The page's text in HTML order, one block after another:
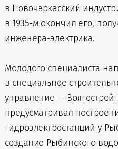
в Новочеркасский
в 1935-м окончил его,
инженера-электрика.
Молодого специалиста
в специальное
управление —
предусматривал
гидроэлектростанций у
создание Рыбинского